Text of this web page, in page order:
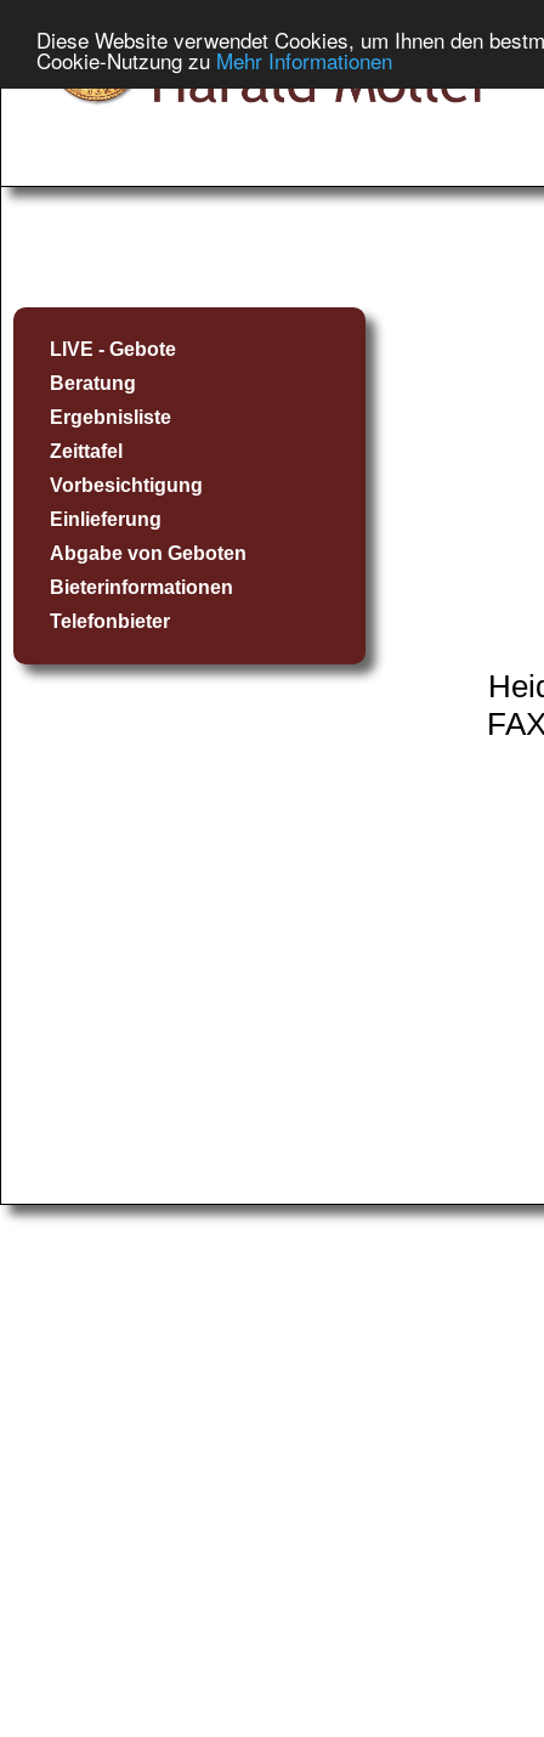
Diese Website verwendet Cookies, um Ihnen den
Cookie-Nutzung zu Mehr Informationen
LIVE - Gebote
Beratung
Ergebnisliste
Zeittafel
Vorbesichtigung
Einlieferung
Abgabe von Geboten
Bieterinformationen
Telefonbieter